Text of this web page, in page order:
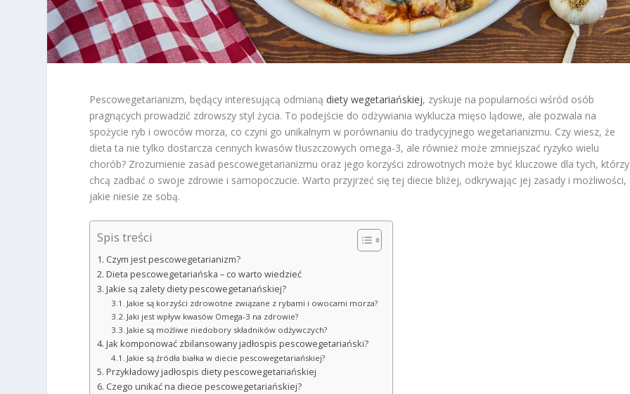
Pescowegetarianizm, będący interesującą odmianą diety wegetariańskiej, zyskuje na popularności wśród osób
pragnących prowadzić zdrowszy styl życia. To podejście do odżywiania wyklucza mięso lądowe, ale pozwala na
spożycie ryb i owoców morza, co czyni go unikalnym w porównaniu do tradycyjnego wegetarianizmu. Czy wiesz, że
dieta ta nie tylko dostarcza cennych kwasów tłuszczowych omega-3, ale również może zmniejszać ryzyko wielu
chorób? Zrozumienie zasad pescowegetarianizmu oraz jego korzyści zdrowotnych może być kluczowe dla tych, którzy
chcą zadbać o swoje zdrowie i samopoczucie. Warto przyjrzeć się tej diecie bliżej, odkrywając jej zasady i możliwości,
jakie niesie ze sobą.
Spis treści
Czym jest pescowegetarianizm?
Dieta pescowegetariańska – co warto wiedzieć
Jakie są zalety diety pescowegetariańskiej?
Jakie są korzyści zdrowotne związane z rybami i owocami morza?
Jaki jest wpływ kwasów Omega-3 na zdrowie?
Jakie są możliwe niedobory składników odżywczych?
Jak komponować zbilansowany jadłospis pescowegetariański?
Jakie są źródła białka w diecie pescowegetariańskiej?
Przykładowy jadłospis diety pescowegetariańskiej
Czego unikać na diecie pescowegetariańskiej?